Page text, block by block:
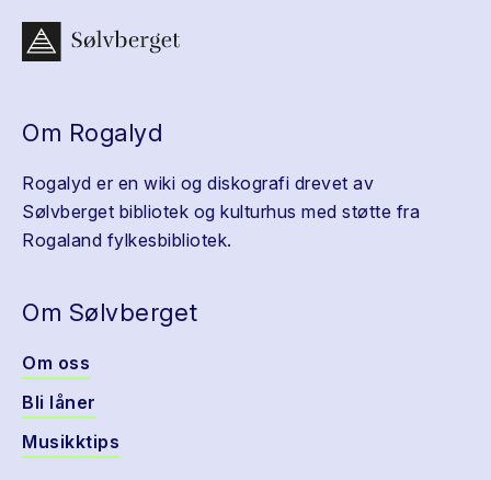
Om Rogalyd
Rogalyd er en wiki og diskografi drevet av
Sølvberget bibliotek og kulturhus med støtte fra
Rogaland fylkesbibliotek.
Om Sølvberget
Om oss
Bli låner
Musikktips